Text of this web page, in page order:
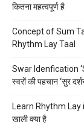
कितना महत्वपूर्ण है
Concept of Sum
Rhythm Lay Taal
Swar Idenfication
स्वरों की पहचान ‘सुर
Learn Rhythm Lay
खाली क्या है